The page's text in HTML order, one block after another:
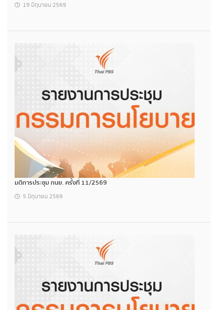
19 มิถุนายน 2569
มติการประชุม กนย. ครั้งที่ 11/2569
5 มิถุนายน 2569